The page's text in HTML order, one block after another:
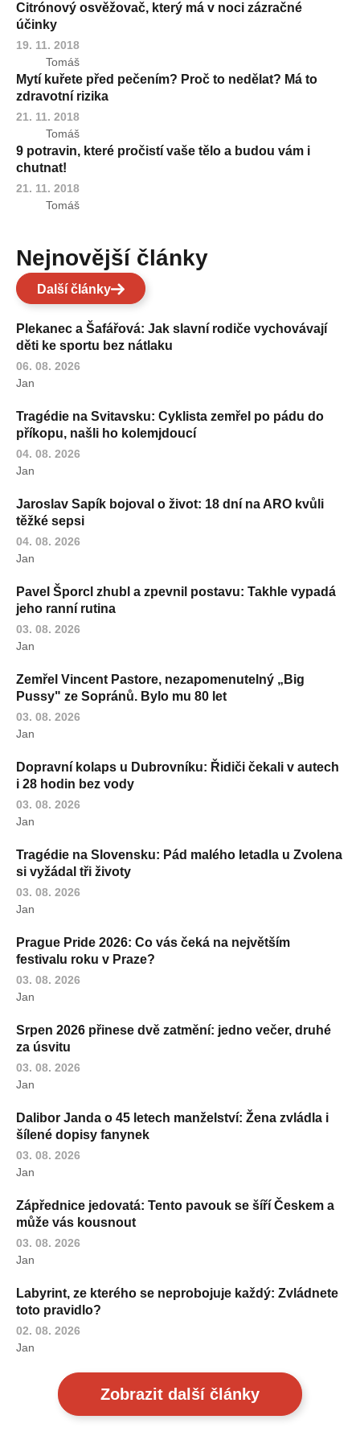
Citrónový osvěžovač, který má v noci zázračné
účinky
19. 11. 2018
Tomáš
Mytí kuřete před pečením? Proč to nedělat? Má to
zdravotní rizika
21. 11. 2018
Tomáš
9 potravin, které pročistí vaše tělo a budou vám i
chutnat!
21. 11. 2018
Tomáš
Nejnovější články
Další články
Plekanec a Šafářová: Jak slavní rodiče vychovávají
děti ke sportu bez nátlaku
06. 08. 2026
Jan
Tragédie na Svitavsku: Cyklista zemřel po pádu do
příkopu, našli ho kolemjdoucí
04. 08. 2026
Jan
Jaroslav Sapík bojoval o život: 18 dní na ARO kvůli
těžké sepsi
04. 08. 2026
Jan
Pavel Šporcl zhubl a zpevnil postavu: Takhle vypadá
jeho ranní rutina
03. 08. 2026
Jan
Zemřel Vincent Pastore, nezapomenutelný „Big
Pussy" ze Sopránů. Bylo mu 80 let
03. 08. 2026
Jan
Dopravní kolaps u Dubrovníku: Řidiči čekali v autech
i 28 hodin bez vody
03. 08. 2026
Jan
Tragédie na Slovensku: Pád malého letadla u Zvolena
si vyžádal tři životy
03. 08. 2026
Jan
Prague Pride 2026: Co vás čeká na největším
festivalu roku v Praze?
03. 08. 2026
Jan
Srpen 2026 přinese dvě zatmění: jedno večer, druhé
za úsvitu
03. 08. 2026
Jan
Dalibor Janda o 45 letech manželství: Žena zvládla i
šílené dopisy fanynek
03. 08. 2026
Jan
Zápřednice jedovatá: Tento pavouk se šíří Českem a
může vás kousnout
03. 08. 2026
Jan
Labyrint, ze kterého se neprobojuje každý: Zvládnete
toto pravidlo?
02. 08. 2026
Jan
Zobrazit další články